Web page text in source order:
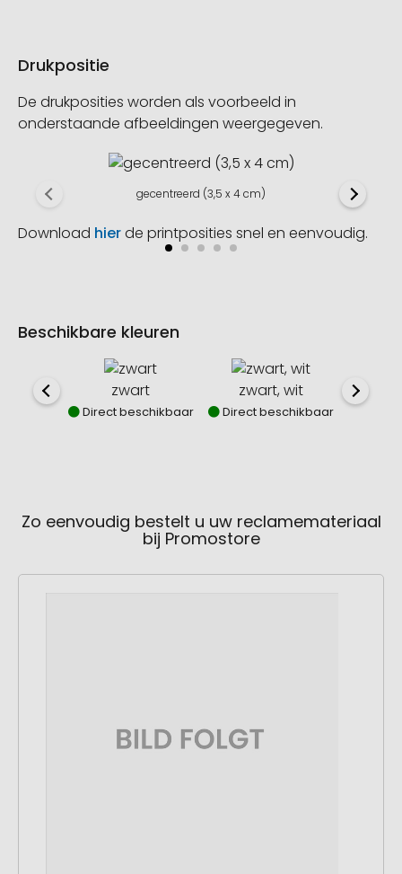
Drukpositie
De drukposities worden als voorbeeld in
onderstaande afbeeldingen weergegeven.
gecentreerd (3,5 x 4 cm)
Download hierde printposities snel en eenvoudig.
Beschikbare kleuren
zwart
Direct beschikbaar
zwart, wit
Direct beschikbaar
Zo eenvoudig bestelt u uw reclamemateriaal
bij Promostore